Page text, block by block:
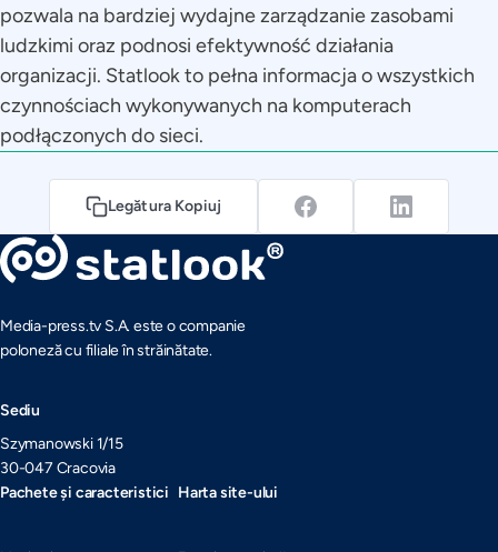
pozwala na bardziej wydajne zarządzanie zasobami
ludzkimi oraz podnosi efektywność działania
organizacji. Statlook to pełna informacja o wszystkich
czynnościach wykonywanych na komputerach
podłączonych do sieci.
Legătura Kopiuj
Media-press.tv S.A. este o companie
poloneză cu filiale în străinătate.
Sediu
Szymanowski 1/15
30-047 Cracovia
Pachete și caracteristici Harta site-ului